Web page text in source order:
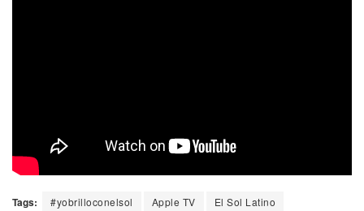
Tags: #yobrilloconelsol Apple TV
El Sol Latino